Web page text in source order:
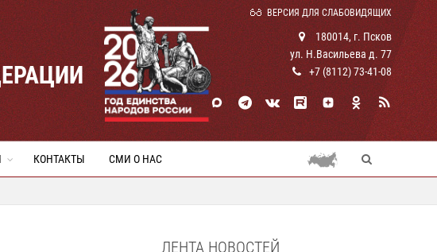
ВЕРСИЯ ДЛЯ СЛАБОВИДЯЩИХ
180014, г. Псков
ул. Н.Васильева д. 77
+7 (8112) 73-41-08
КОНТАКТЫ СМИ О НАС
ЛЕНТА НОВОСТЕЙ